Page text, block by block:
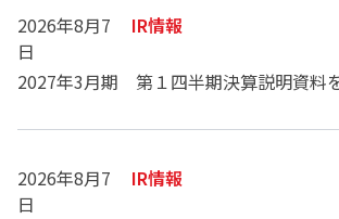
2026年8月7
日
IR情報
2027年3月期 第１四半期決算説明資料
2026年8月7
日
IR情報